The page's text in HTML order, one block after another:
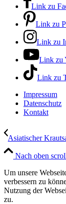
Link zu
Link zu
Link zu
Link zu
Link zu
Impressum
Datenschutz
Kontakt
Asiatischer
Nach oben
Um unsere
verbessern zu
Nutzung der
zu.